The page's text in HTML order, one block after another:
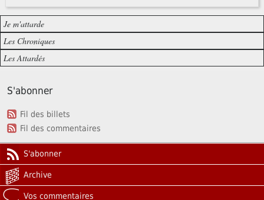
Je m'attarde
Les Chroniques
Les Attardés
S'abonner
Fil des billets
Fil des commentaires
S'abonner
Archive
Vos commentaires